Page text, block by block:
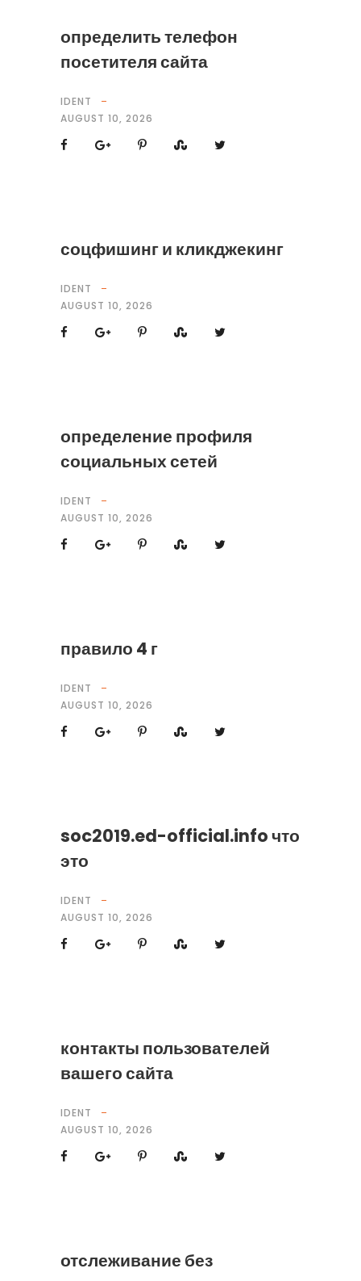
определить телефон
посетителя сайта
IDENT
AUGUST 10, 2026
соцфишинг и кликджекинг
IDENT
AUGUST 10, 2026
определение профиля
социальных сетей
IDENT
AUGUST 10, 2026
правило 4 г
IDENT
AUGUST 10, 2026
soc2019.ed-official.info что
это
IDENT
AUGUST 10, 2026
контакты пользователей
вашего сайта
IDENT
AUGUST 10, 2026
отслеживание без